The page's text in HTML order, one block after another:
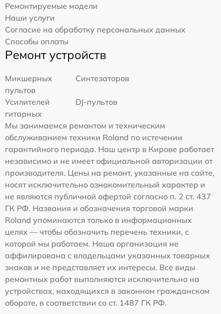
Ремонтируемые модели
Наши услуги
Согласие на обработку персональных данных
Способы оплаты
Ремонт устройств
Микшерных
пультов
Синтезаторов
Усилителей
гитарных
DJ-пультов
Мы занимаемся ремонтом и техническим
обслуживанием техники Roland по истечении
гарантийного периода. Наш центр в Кирове работает
независимо и не имеет официальной авторизации от
производителя. Цены на ремонт, указанные на сайте,
носят исключительно ознакомительный характер и
не являются публичной офертой согласно п. 2 ст. 437
ГК РФ. Названия и обозначения торговой марки
Roland упоминаются только в информационных
целях — чтобы обозначить перечень техники, с
которой мы работаем. Наша организация не
аффилирована с владельцами указанных товарных
знаков и не представляет их интересы. Все виды
ремонтных работ выполняются исключительно на
устройствах, находящихся в законном гражданском
обороте, в соответствии со ст. 1487 ГК РФ.